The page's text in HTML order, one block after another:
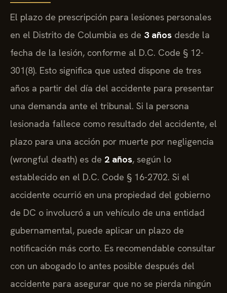
El plazo de prescripción para lesiones personales
en el Distrito de Columbia es de 3 años desde la
fecha de la lesión, conforme al D.C. Code § 12-
301(8). Esto significa que usted dispone de tres
años a partir del día del accidente para presentar
una demanda ante el tribunal. Si la persona
lesionada fallece como resultado del accidente, el
plazo para una acción por muerte por negligencia
(wrongful death) es de 2 años, según lo
establecido en el D.C. Code § 16-2702. Si el
accidente ocurrió en una propiedad del gobierno
de DC o involucró a un vehículo de una entidad
gubernamental, puede aplicar un plazo de
notificación más corto. Es recomendable consultar
con un abogado lo antes posible después del
accidente para asegurar que no se pierda ningún